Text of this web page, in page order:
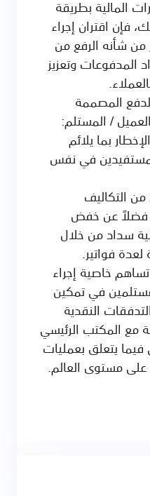
المالية بطريقة
فإن اقتران إجراء
من شأنه الرفع من
وتعزيز
المصممة
/ المستلم:
بما يلائم
في نفس
من التكاليف
فضلاً عن خفض
سداد من خلال
فواتير.
تساهم خاصية إجراء
في تمكين
النقدية
مع المكتب الرئيسي
فيما يتعلق بعمليات
على مستوى العالم.